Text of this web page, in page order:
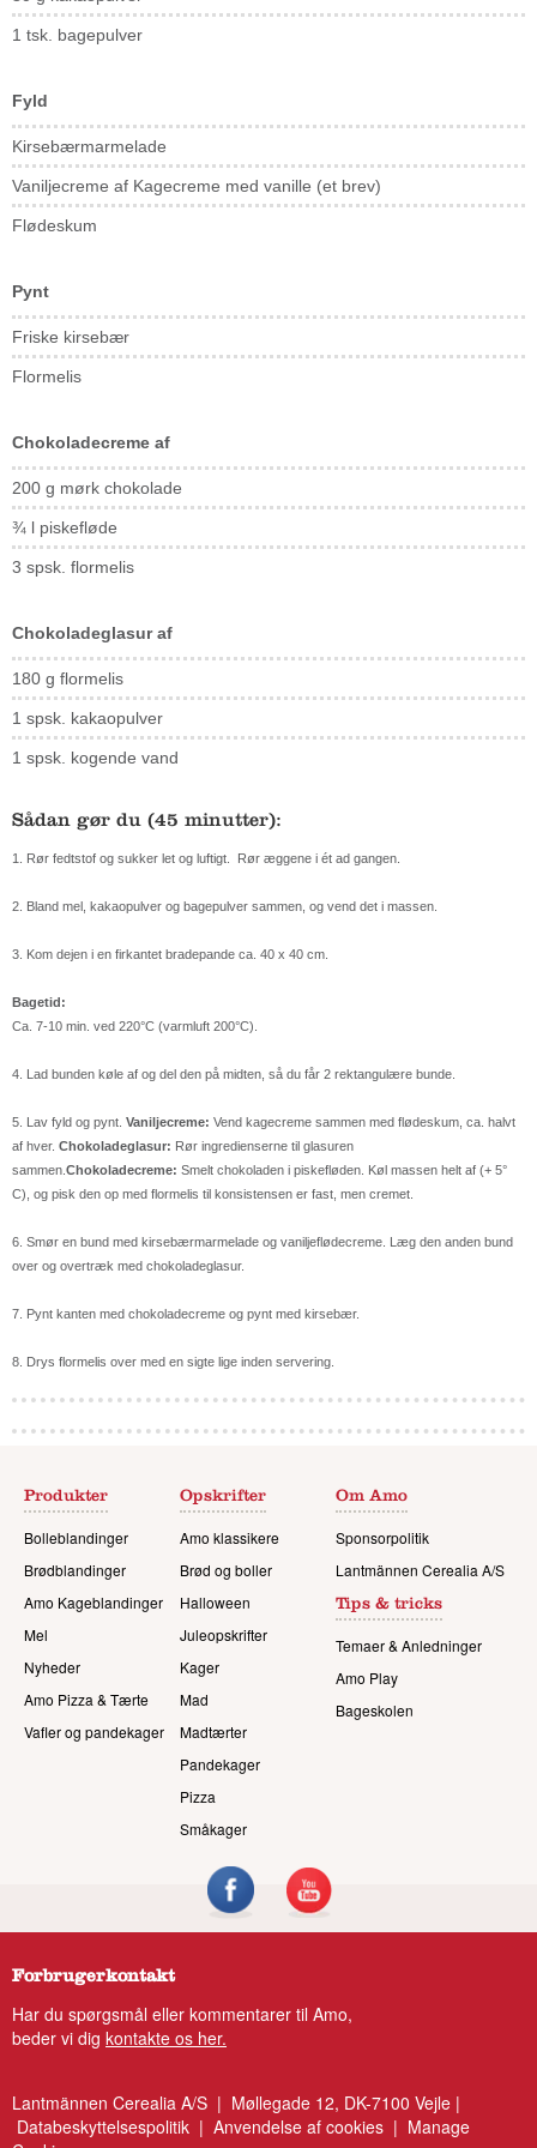
1 tsk. bagepulver
Fyld
Kirsebærmarmelade
Vaniljecreme af Kagecreme med vanille (et brev)
Flødeskum
Pynt
Friske kirsebær
Flormelis
Chokoladecreme af
200 g mørk chokolade
¾ l piskefløde
3 spsk. flormelis
Chokoladeglasur af
180 g flormelis
1 spsk. kakaopulver
1 spsk. kogende vand
Sådan gør du (45 minutter):
1. Rør fedtstof og sukker let og luftigt. Rør æggene i ét ad gangen.
2. Bland mel, kakaopulver og bagepulver sammen, og vend det i massen.
3. Kom dejen i en firkantet bradepande ca. 40 x 40 cm.
Bagetid:
Ca. 7-10 min. ved 220°C (varmluft 200°C).
4. Lad bunden køle af og del den på midten, så du får 2 rektangulære bunde.
5. Lav fyld og pynt. Vaniljecreme: Vend kagecreme sammen med flødeskum, ca. halvt
af hver. Chokoladeglasur: Rør ingredienserne til glasuren
sammen.Chokoladecreme: Smelt chokoladen i piskefløden. Køl massen helt af (+ 5°
C), og pisk den op med flormelis til konsistensen er fast, men cremet.
6. Smør en bund med kirsebærmarmelade og vaniljeflødecreme. Læg den anden bund
over og overtræk med chokoladeglasur.
7. Pynt kanten med chokoladecreme og pynt med kirsebær.
8. Drys flormelis over med en sigte lige inden servering.
Produkter
Bolleblandinger
Brødblandinger
Amo Kageblandinger
Mel
Nyheder
Amo Pizza & Tærte
Vafler og pandekager
Opskrifter
Amo klassikere
Brød og boller
Halloween
Juleopskrifter
Kager
Mad
Madtærter
Pandekager
Pizza
Småkager
Om Amo
Sponsorpolitik
Lantmännen Cerealia A/S
Tips & tricks
Temaer & Anledninger
Amo Play
Bageskolen
Forbrugerkontakt
Har du spørgsmål eller kommentarer til Amo,
beder vi dig kontakte os her.
Lantmännen Cerealia A/S | Møllegade 12, DK-7100 Vejle |
Databeskyttelsespolitik | Anvendelse af cookies | Manage